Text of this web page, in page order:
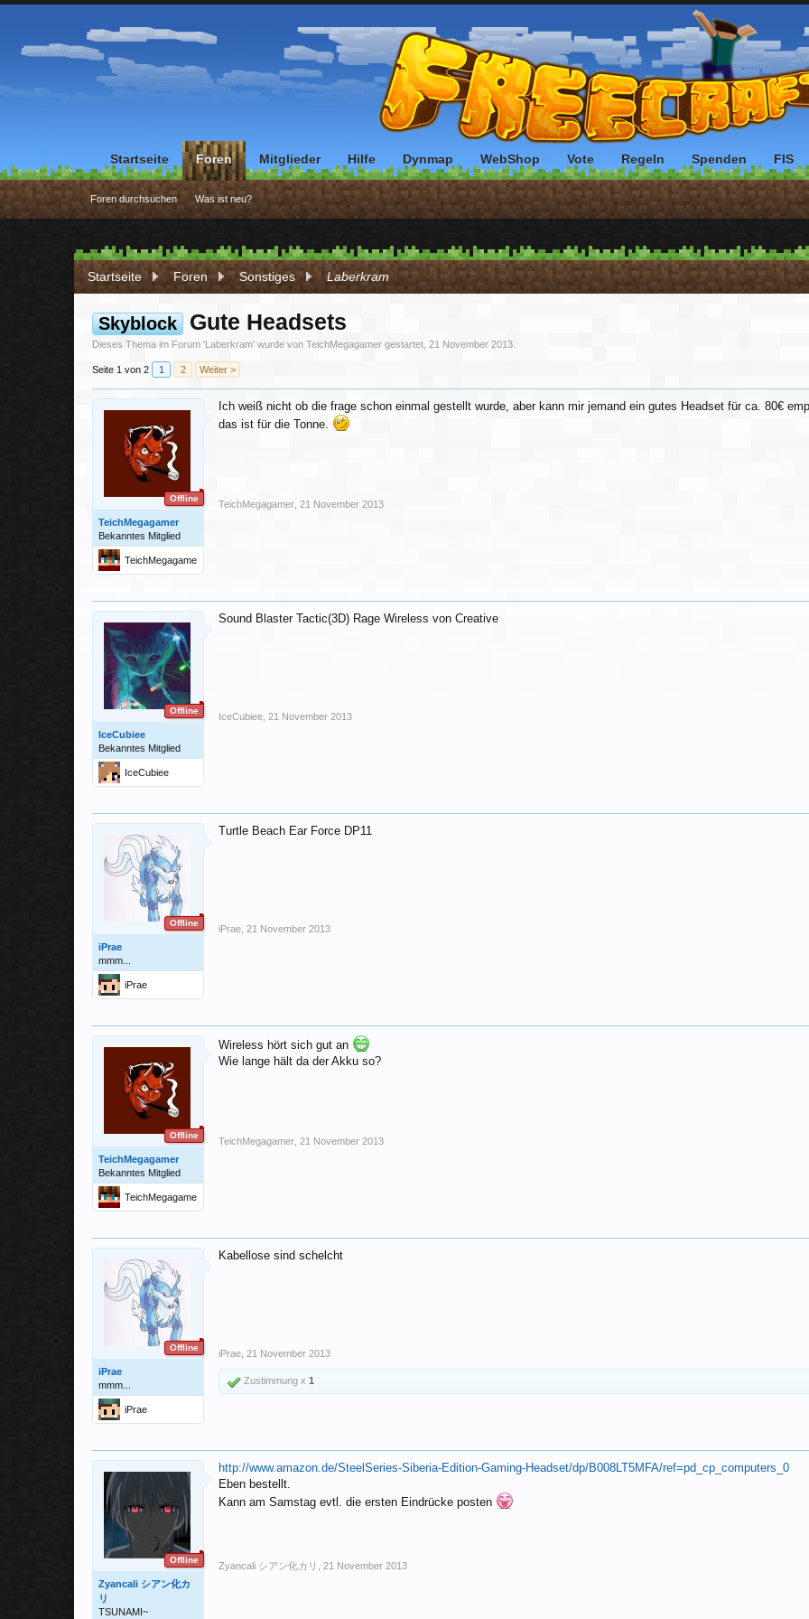
Startseite Foren Sonstiges Laberkram
Skyblock Gute Headsets
Dieses Thema im Forum 'Laberkram' wurde von TeichMegagamer gestartet, 21 November 2013
Seite 1 von 2 1 2 Weiter >
Offline
TeichMegagamer
Bekanntes Mitglied
TeichMegagame
r
Ich weiß nicht ob die frage schon einmal gestellt wurde, aber kann mir jemand ein gutes Headset für ca. 80€
das ist für die Tonne.
TeichMegagamer 21 November 2013
Offline
IceCubiee
Bekanntes Mitglied
IceCubiee
Sound Blaster Tactic(3D) Rage Wireless von Creative
IceCubiee 21 November 2013
Offline
iPrae
mmm...
iPrae
Turtle Beach Ear Force DP11
iPrae 21 November 2013
Offline
TeichMegagamer
Bekanntes Mitglied
TeichMegagame
r
Wireless hört sich gut an
Wie lange hält da der Akku so?
TeichMegagamer 21 November 2013
Offline
iPrae
mmm...
iPrae
Kabellose sind schelcht
iPrae 21 November 2013
Zustimmung x 1
Offline
Zyancali シアン化カ
リ
TSUNAMI~
http://www.amazon.de/SteelSeries-Siberia-Edition-Gaming-Headset/dp/B008LT5MFA/ref=pd_cp_computers_0
Eben bestellt.
Kann am Samstag evtl. die ersten Eindrücke posten
Zyancali シアン化カリ 21 November 2013
Startseite Foren
Foren durchsuchen Was ist neu?
Mitglieder Hilfe Dynmap WebShop Vote Regeln Spenden FIS